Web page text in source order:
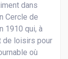
dans
Cercle de
1910 qui, à
de loisirs pour
où